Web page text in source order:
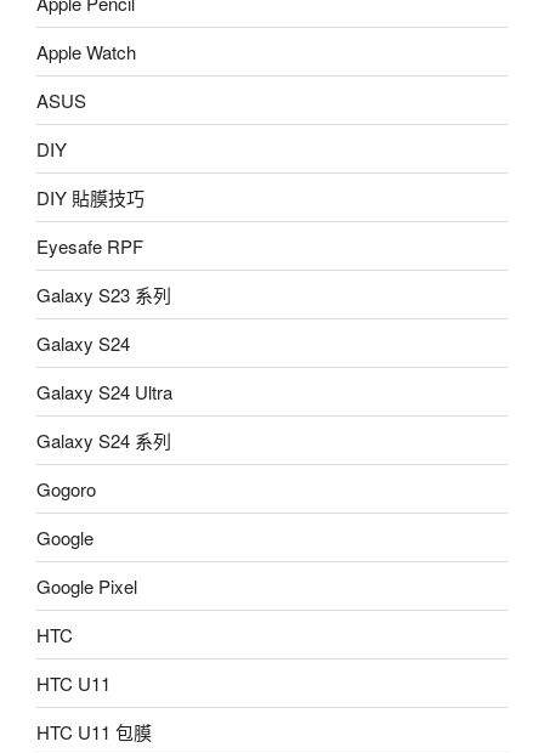
Apple Watch
ASUS
DIY
DIY 貼膜技巧
Eyesafe RPF
Galaxy S23 系列
Galaxy S24
Galaxy S24 Ultra
Galaxy S24 系列
Gogoro
Google
Google Pixel
HTC
HTC U11
HTC U11 包膜